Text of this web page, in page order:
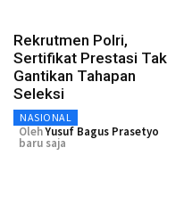
Rekrutmen Polri,
Sertifikat Prestasi Tak
Gantikan Tahapan
Seleksi
NASIONAL
OlehYusuf Bagus Prasetyo
baru saja